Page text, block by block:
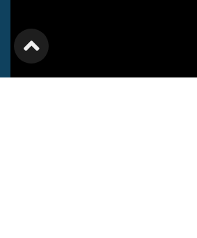
גלילה
לראש